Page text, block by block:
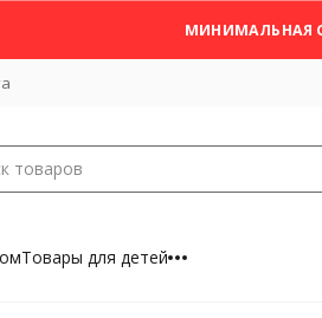
МИНИМАЛЬНАЯ
Товары для детей